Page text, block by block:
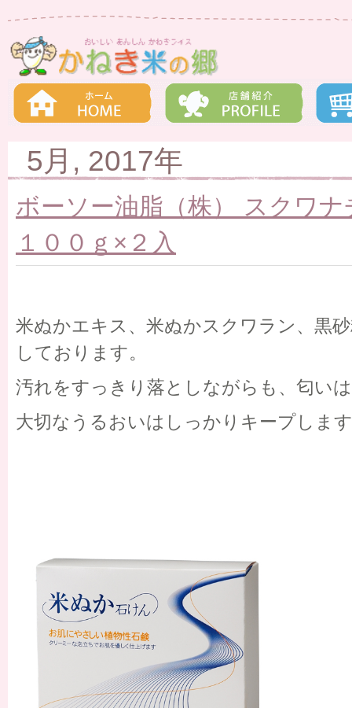
5月, 2017年
ボーソー油脂（株） スクワ
１００ｇ×２入
米ぬかエキス、米ぬかスクワラン、黒
しております。
汚れをすっきり落としながらも、匂い
大切なうるおいはしっかりキープしま